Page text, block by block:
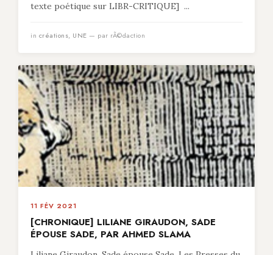
texte poétique sur LIBR-CRITIQUE] ...
in créations, UNE — par rÃ©daction
11 FÉV 2021
[CHRONIQUE] LILIANE GIRAUDON, SADE
ÉPOUSE SADE, PAR AHMED SLAMA